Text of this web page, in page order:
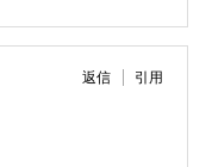
返信 引用